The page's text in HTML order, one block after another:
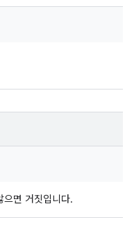
면 거짓입니다.